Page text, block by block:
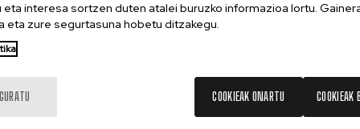
eta interesa sortzen duten atalei buruzko informazioa lortu.
eta zure segurtasuna hobetu ditzakegu.
COOKIEAK
COOKIEAK ONARTU